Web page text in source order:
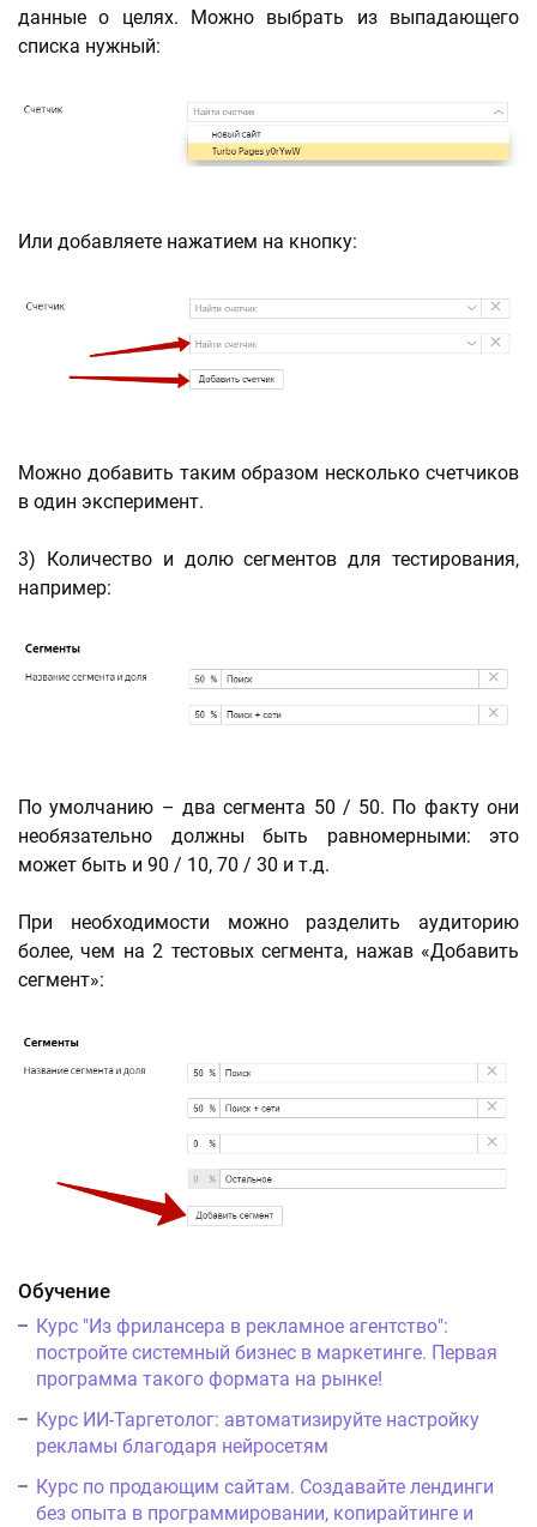
данные о целях. Можно выбрать из выпадающего
списка нужный:
Или добавляете нажатием на кнопку:
Можно добавить таким образом несколько счетчиков
в один эксперимент.
3) Количество и долю сегментов для тестирования,
например:
По умолчанию – два сегмента 50 / 50. По факту они
необязательно должны быть равномерными: это
может быть и 90 / 10, 70 / 30 и т.д.
При необходимости можно разделить аудиторию
более, чем на 2 тестовых сегмента, нажав «Добавить
сегмент»:
Обучение
Курс "Из фрилансера в рекламное агентство":
постройте системный бизнес в маркетинге. Первая
программа такого формата на рынке!
Курс ИИ-Таргетолог: автоматизируйте настройку
рекламы благодаря нейросетям
Курс по продающим сайтам. Создавайте лендинги
без опыта в программировании, копирайтинге и